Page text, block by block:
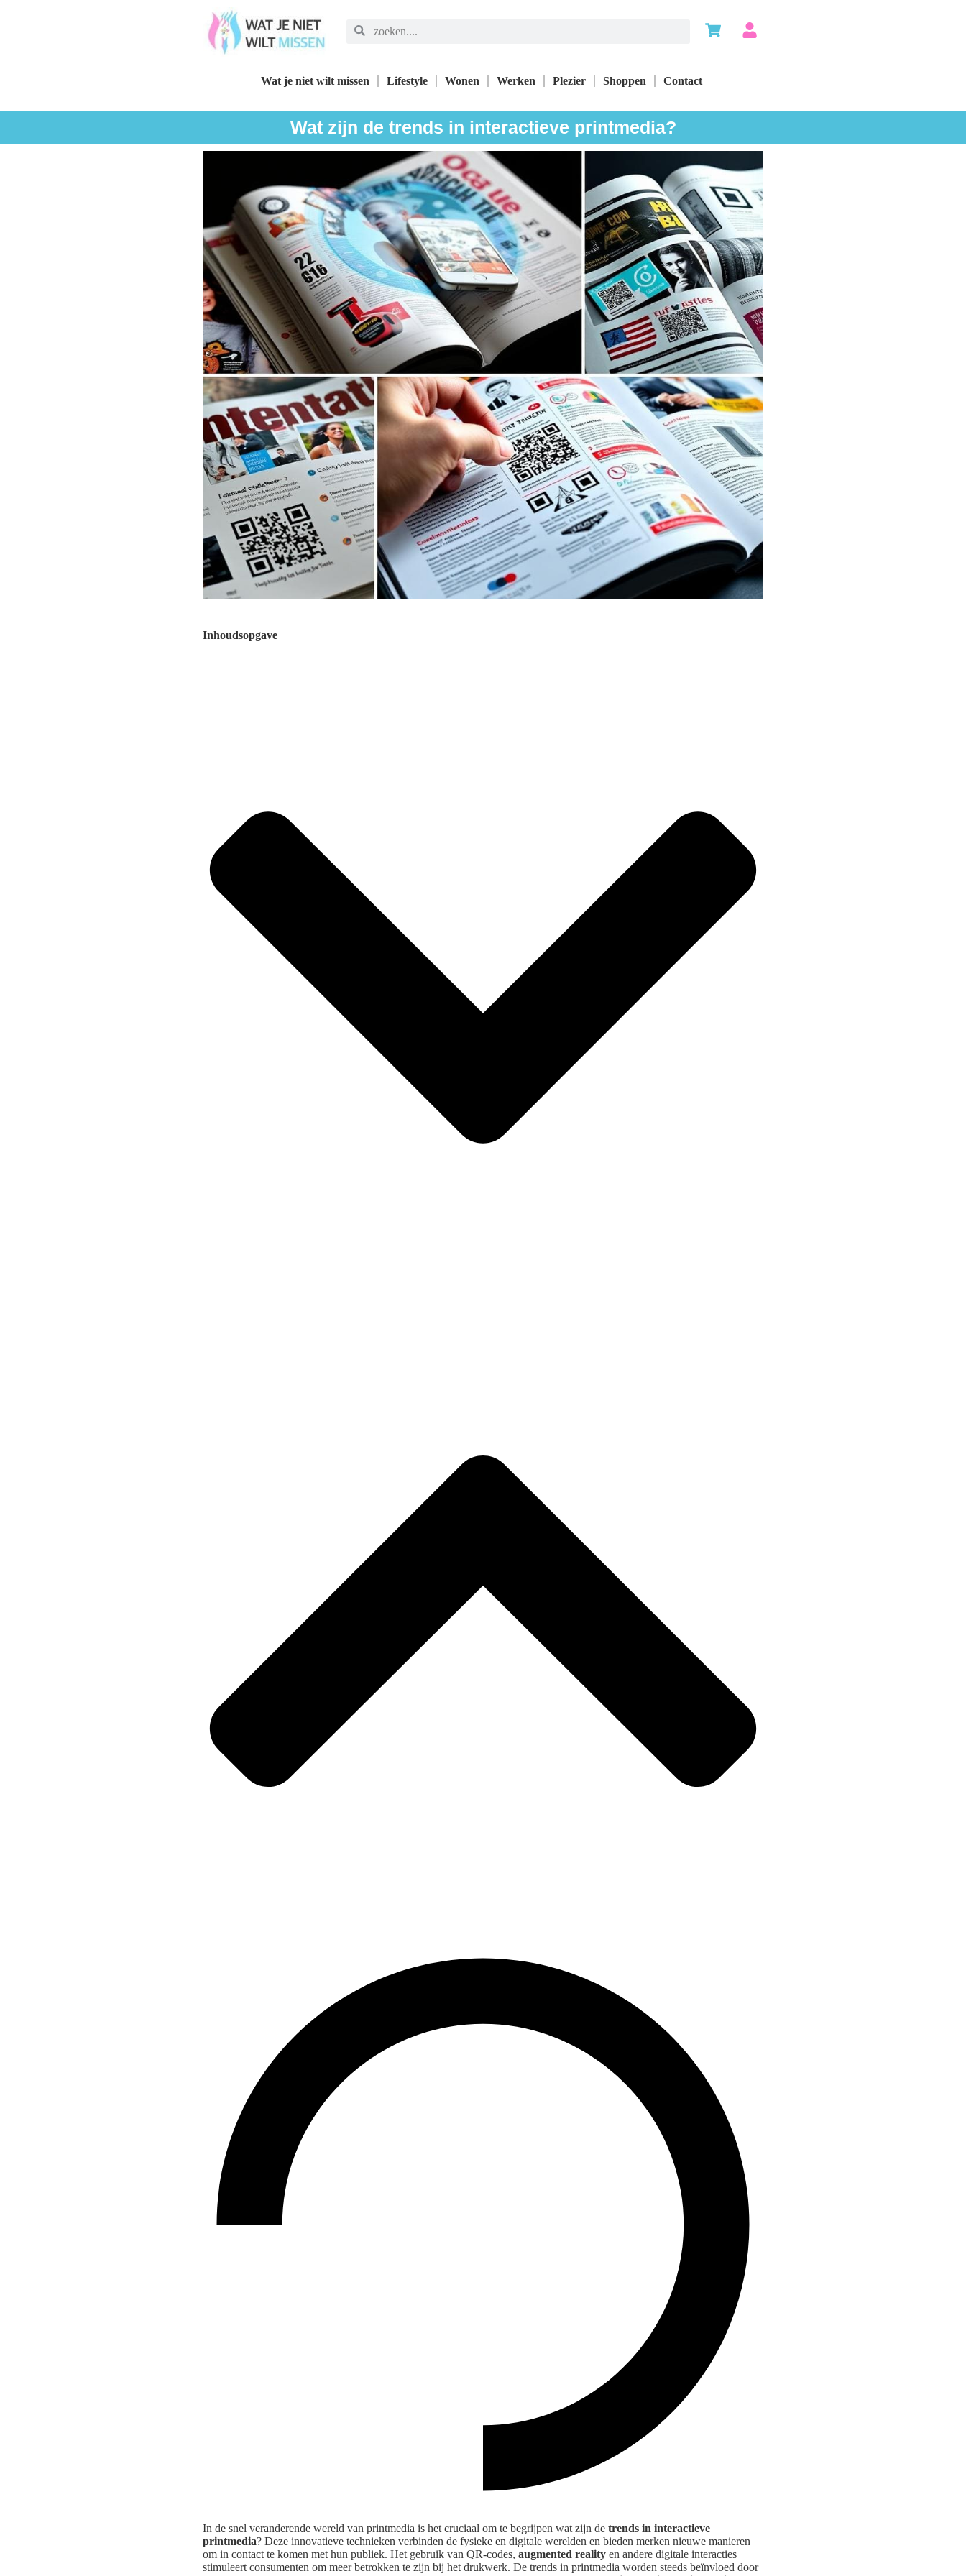
Wat je niet wilt missen Lifestyle Wonen Werken Plezier Shoppen Contact
Wat zijn de trends in interactieve printmedia?
Inhoudsopgave
In de snel veranderende wereld van printmedia is het cruciaal om te begrijpen wat zijn de trends in interactieve
printmedia? Deze innovatieve technieken verbinden de fysieke en digitale werelden en bieden merken nieuwe manieren
om in contact te komen met hun publiek. Het gebruik van QR-codes, augmented reality en andere digitale interacties
stimuleert consumenten om meer betrokken te zijn bij het drukwerk. De trends in printmedia worden steeds beïnvloed door